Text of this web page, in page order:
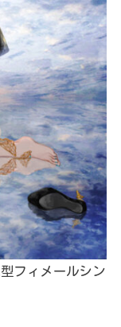
フィメールシン